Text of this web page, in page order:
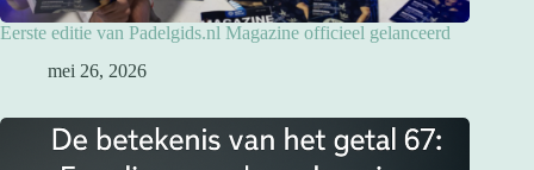
Eerste editie van Padelgids.nl Magazine officieel gelanceerd
mei 26, 2026